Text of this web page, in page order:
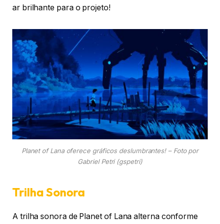
ar brilhante para o projeto!
Planet of Lana oferece gráficos deslumbrantes! – Foto por
Gabriel Petri (gspetri)
Trilha Sonora
A trilha sonora de Planet of Lana alterna conforme